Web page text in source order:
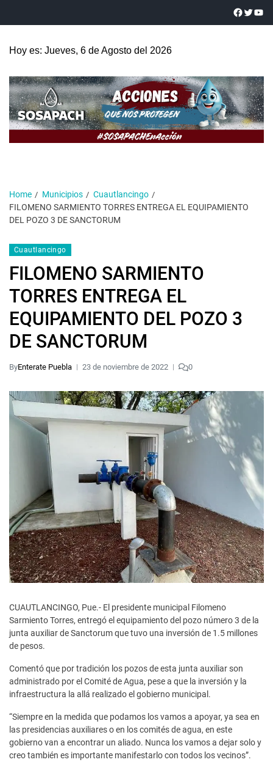
Hoy es: Jueves, 6 de Agosto del 2026
Home Municipios
Cuautlancingo
FILOMENO SARMIENTO TORRES ENTREGA EL EQUIPAMIENTO
DEL POZO 3 DE SANCTORUM
Cuautlancingo
FILOMENO SARMIENTO
TORRES ENTREGA EL
EQUIPAMIENTO DEL POZO 3
DE SANCTORUM
ByEnterate Puebla 23 de noviembre de 2022 0
CUAUTLANCINGO, Pue.- El presidente municipal Filomeno
Sarmiento Torres, entregó el equipamiento del pozo número 3 de la
junta auxiliar de Sanctorum que tuvo una inversión de 1.5 millones
de pesos.
Comentó que por tradición los pozos de esta junta auxiliar son
administrado por el Comité de Agua, pese a que la inversión y la
infraestructura la allá realizado el gobierno municipal.
“Siempre en la medida que podamos los vamos a apoyar, ya sea en
las presidencias auxiliares o en los comités de agua, en este
gobierno van a encontrar un aliado. Nunca los vamos a dejar solo y
creo también es importante manifestarlo con todos los vecinos”.